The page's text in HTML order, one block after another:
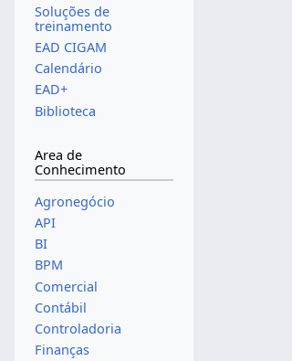
Soluções de
treinamento
EAD CIGAM
Calendário
EAD+
Biblioteca
Area de
Conhecimento
Agronegócio
API
BI
BPM
Comercial
Contábil
Controladoria
Finanças